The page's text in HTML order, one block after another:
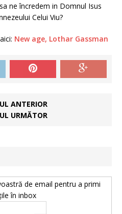
ne încredem in Domnul Isus
Celui Viu?
New age, Lothar Gassman
ANTERIOR
URMĂTOR
de email pentru a primi
în inbox